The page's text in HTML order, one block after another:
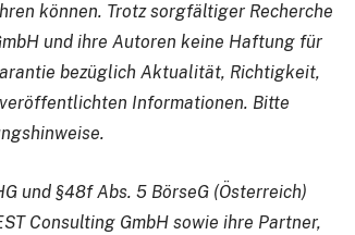
können. Trotz sorgfältiger Recherche
und ihre Autoren keine Haftung für
bezüglich Aktualität, Richtigkeit,
Informationen. Bitte
und §48f Abs. 5 BörseG (Österreich)
Consulting GmbH sowie ihre Partner,